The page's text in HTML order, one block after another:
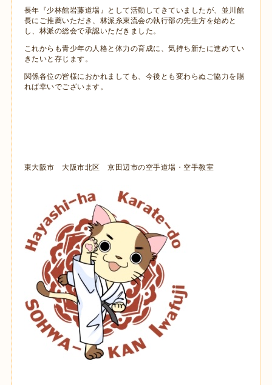
長年『少林館岩藤道場』として活動してきていましたが、並川館
長にご推薦いただき、林派糸東流会の執行部の先生方を始めと
し、林派の総会で承認いただきました。
これからも青少年の人格と体力の育成に、気持ち新たに進めてい
きたいと存じます。
関係各位の皆様におかれましても、今後とも変わらぬご協力を賜
れば幸いでございます。
東大阪市 大阪市北区 京田辺市の空手道場・空手教室